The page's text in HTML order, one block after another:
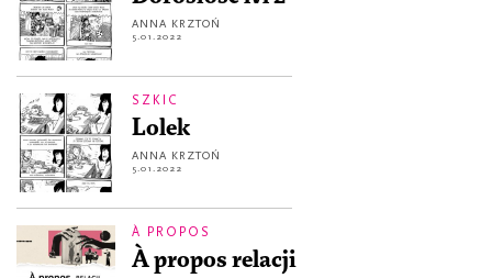
ANNA KRZTOŃ
5.01.2022
SZKIC
Lolek
ANNA KRZTOŃ
5.01.2022
À PROPOS
À propos relacji